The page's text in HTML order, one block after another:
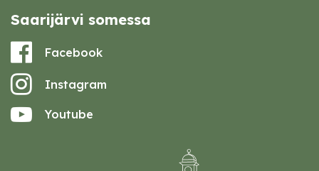
Saarijärvi somessa
Facebook
Instagram
Youtube